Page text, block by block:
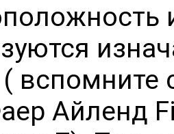
вспомните
Айленд